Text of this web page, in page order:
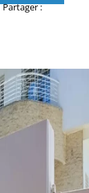
Partager :